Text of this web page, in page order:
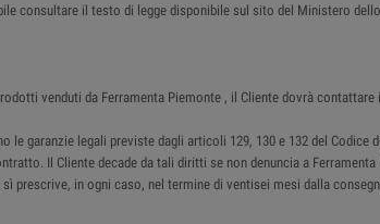
consultare il testo di legge disponibile sul sito del Ministero
venduti da Ferramenta Piemonte , il Cliente dovrà
le garanzie legali previste dagli articoli 129, 130 e 132 del
Il Cliente decade da tali diritti se non denuncia a
prescrive, in ogni caso, nel termine di ventisei mesi dalla